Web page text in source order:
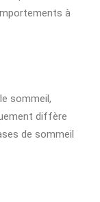
à
sommeil,
diffère
de sommeil